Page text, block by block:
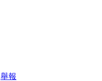
舉報